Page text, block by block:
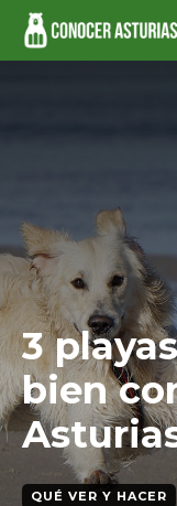
3
bien
QUÉ VER Y HACER